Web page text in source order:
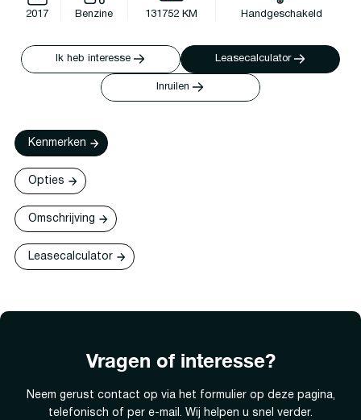
2017 Benzine 131752 KM Handgeschakeld
Ik heb interesse Leasecalculator
Inruilen
Kenmerken
Opties
Omschrijving
Leasecalculator
Vragen of interesse?
Neem gerust contact op via het formulier op deze pagina,
telefonisch of per e-mail. Wij helpen u snel verder.